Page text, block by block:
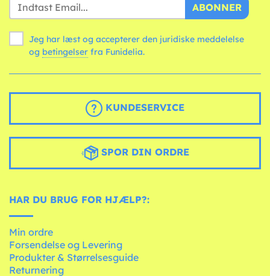
ABONNER
Jeg har læst og accepterer den juridiske meddelelse
og betingelser fra Funidelia.
KUNDESERVICE
SPOR DIN ORDRE
HAR DU BRUG FOR HJÆLP?:
Min ordre
Forsendelse og Levering
Produkter & Størrelsesguide
Returnering